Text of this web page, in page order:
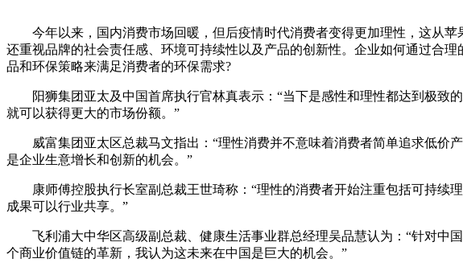
今年以来，国内消费市场回暖，但后疫情时代消费者变得更加理性，这从苹
还重视品牌的社会责任感、环境可持续性以及产品的创新性。企业如何通过合
品和环保策略来满足消费者的环保需求?
阳狮集团亚太及中国首席执行官林真表示：“当下是感性和理性都达到极致
就可以获得更大的市场份额。”
威富集团亚太区总裁马文指出：“理性消费并不意味着消费者简单追求低价
是企业生意增长和创新的机会。”
康师傅控股执行长室副总裁王世琦称：“理性的消费者开始注重包括可持续
成果可以行业共享。”
飞利浦大中华区高级副总裁、健康生活事业群总经理吴品慧认为：“针对中
个商业价值链的革新，我认为这未来在中国是巨大的机会。”